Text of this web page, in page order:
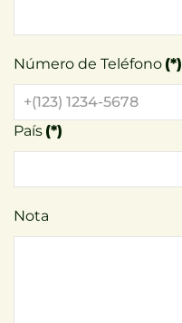
Número de Teléfono (*)
País (*)
Nota